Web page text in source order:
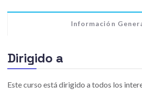
Información
Dirigido a
Este curso está dirigido a todos los